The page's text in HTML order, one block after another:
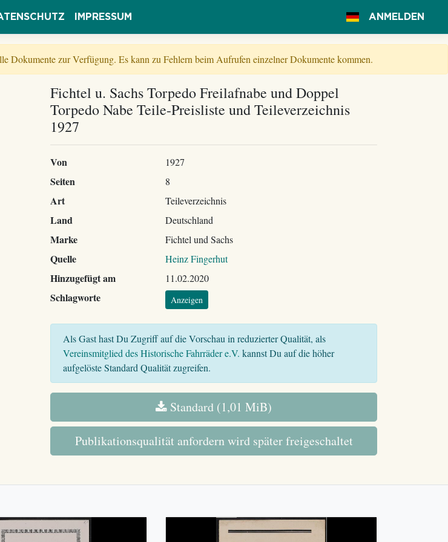
IMPRESSUM ANMELDEN
Dokumente zur Verfügung. Es kann zu Fehlern beim Aufrufen einzelner Dokumente kommen.
Fichtel u. Sachs Torpedo Freilafnabe und Doppel
Torpedo Nabe Teile-Preisliste und Teileverzeichnis
1927
Von 1927
Seiten 8
Art Teileverzeichnis
Land Deutschland
Marke Fichtel und Sachs
Quelle Heinz Fingerhut
Hinzugefügt am 11.02.2020
Schlagworte Anzeigen
Als Gast hast Du Zugriff auf die Vorschau in reduzierter Qualität, als
Vereinsmitglied des Historische Fahrräder e.V. kannst Du auf die höher
aufgelöste Standard Qualität zugreifen.
Standard (1,01 MiB)
Publikationsqualität anfordern wird später freigeschaltet